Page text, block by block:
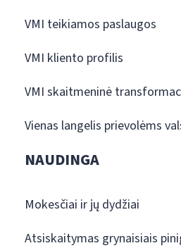
VMI teikiamos paslaugos
VMI kliento profilis
VMI skaitmeninė
Vienas langelis prievolėms
NAUDINGA
Mokesčiai ir jų dydžiai
Atsiskaitymas grynaisiais